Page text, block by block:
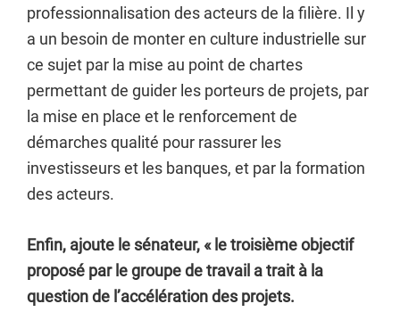
professionnalisation des acteurs de la filière. Il y
a un besoin de monter en culture industrielle sur
ce sujet par la mise au point de chartes
permettant de guider les porteurs de projets, par
la mise en place et le renforcement de
démarches qualité pour rassurer les
investisseurs et les banques, et par la formation
des acteurs.
Enfin, ajoute le sénateur, « le troisième objectif
proposé par le groupe de travail a trait à la
question de l’accélération des projets.